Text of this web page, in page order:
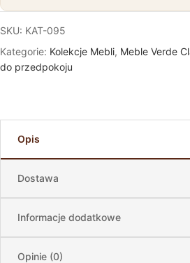
SKU: KAT-095
Kategorie: Kolekcje Mebli, Meble Verde
do przedpokoju
Opis
Dostawa
Informacje dodatkowe
Opinie (0)